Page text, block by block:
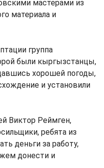
мастерами из
материала и
группа
были кыргызстанцы,
хорошей погоды,
и установили
Виктор Реймген,
ребята из
деньги за работу,
донести и